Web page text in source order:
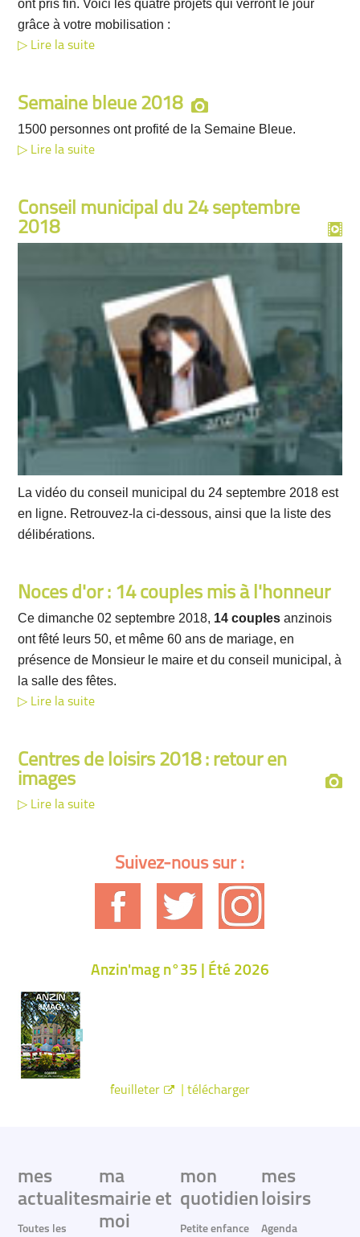
ont pris fin. Voici les quatre projets qui verront le jour
grâce à votre mobilisation :
Lire la suite
Semaine bleue 2018
1500 personnes ont profité de la Semaine Bleue.
Lire la suite
Conseil municipal du 24 septembre
2018
La vidéo du conseil municipal du 24 septembre 2018 est
en ligne. Retrouvez-la ci-dessous, ainsi que la liste des
délibérations.
Noces d'or : 14 couples mis à l'honneur
Ce dimanche 02 septembre 2018, 14 couples anzinois
ont fêté leurs 50, et même 60 ans de mariage, en
présence de Monsieur le maire et du conseil municipal, à
la salle des fêtes.
Lire la suite
Centres de loisirs 2018 : retour en
images
Lire la suite
Suivez-nous sur :
Anzin'mag n°35 | Été 2026
feuilleter télécharger
mes
actualites
Toutes les
ma
mairie et
moi
mon
quotidien
Petite enfance
mes
loisirs
Agenda